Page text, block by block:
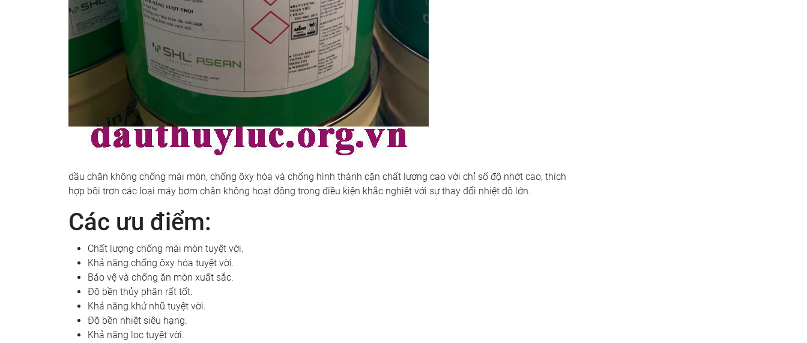
dầu chân không chống mài mòn, chống ôxy hóa và chống hình thành cặn chất lượng cao với chỉ số độ nhớt cao, thích
hợp bôi trơn các loại máy bơm chân không hoạt động trong điều kiện khắc nghiệt với sự thay đổi nhiệt độ lớn.
Các ưu điểm:
Chất lượng chống mài mòn tuyệt vời.
Khả năng chống ôxy hóa tuyệt vời.
Bảo vệ và chống ăn mòn xuất sắc.
Độ bền thủy phân rất tốt.
Khả năng khử nhũ tuyệt vời.
Độ bền nhiệt siêu hạng.
Khả năng lọc tuyệt vời.